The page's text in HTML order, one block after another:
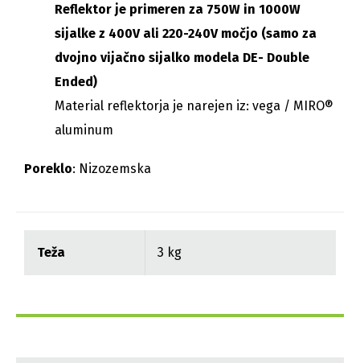
Reflektor je primeren za 750W in 1000W
sijalke z 400V ali 220-240V močjo (samo za
dvojno vijačno sijalko modela DE- Double
Ended)
Material reflektorja je narejen iz: vega / MIRO®
aluminum
Poreklo: Nizozemska
Teža 3 kg